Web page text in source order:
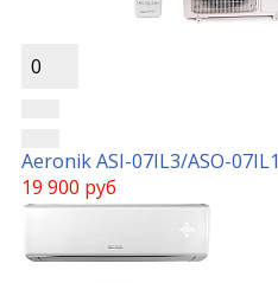
0
Aeronik ASI-07IL3/ASO-07IL1
19 900 руб